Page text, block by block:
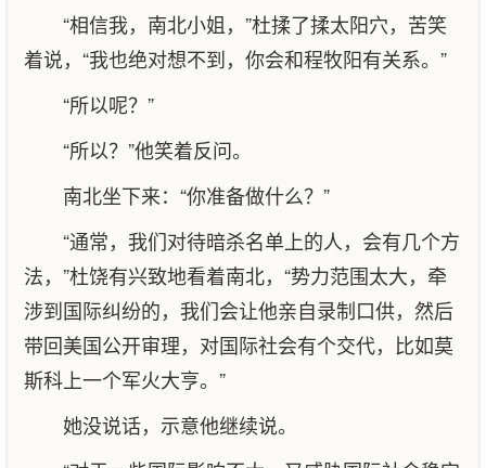
“相信我，南北小姐，”杜揉了揉太阳穴，苦笑
着说，“我也绝对想不到，你会和程牧阳有关系。”
“所以呢？”
“所以？”他笑着反问。
南北坐下来：“你准备做什么？”
“通常，我们对待暗杀名单上的人，会有几个方
法，”杜饶有兴致地看着南北，“势力范围太大，牵
涉到国际纠纷的，我们会让他亲自录制口供，然后
带回美国公开审理，对国际社会有个交代，比如莫
斯科上一个军火大亨。”
她没说话，示意他继续说。